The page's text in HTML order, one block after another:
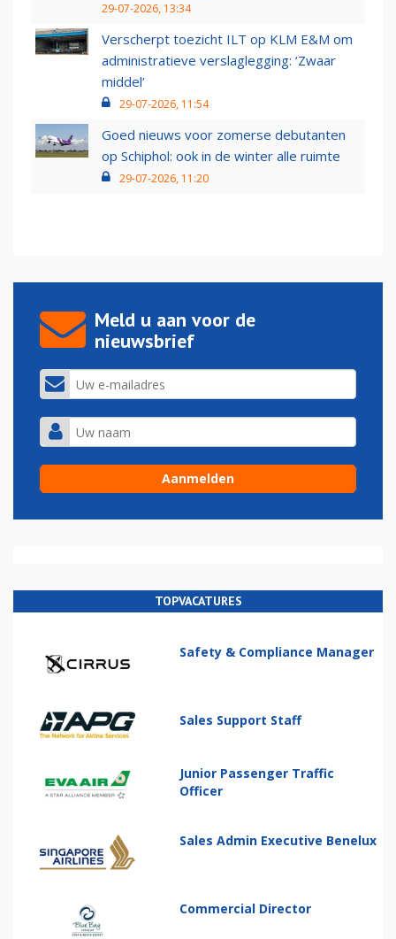
29-07-2026, 13:34
Verscherpt toezicht ILT op KLM E&M om
administratieve verslaglegging: ‘Zwaar
middel’
29-07-2026, 11:54
Goed nieuws voor zomerse debutanten
op Schiphol: ook in de winter alle ruimte
29-07-2026, 11:20
Meld u aan voor de
nieuwsbrief
TOPVACATURES
Safety & Compliance Manager
Sales Support Staff
Junior Passenger Traffic
Officer
Sales Admin Executive Benelux
Commercial Director